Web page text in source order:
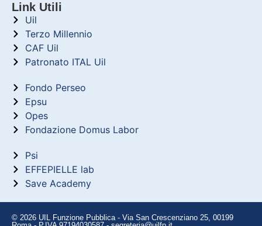
Link Utili
Uil
Terzo Millennio
CAF Uil
Patronato ITAL Uil
Fondo Perseo
Epsu
Opes
Fondazione Domus Labor
Psi
EFFEPIELLE lab
Save Academy
© 2026 UIL Funzione Pubblica - Via San Crescenziano 25, 00199